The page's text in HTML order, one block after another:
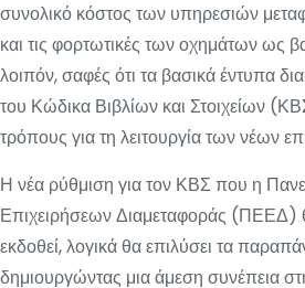
συνολικό κόστος των υπηρεσιών
και τις φορτωτικές των οχημάτων ως
λοιπόν, σαφές ότι τα βασικά έντυπα
του Κώδικα Βιβλίων και Στοιχείων
τρόπους για τη λειτουργία των νέων
Η νέα ρύθμιση για τον ΚΒΣ που η
Επιχειρήσεων Διαμεταφοράς (ΠΕΕΔ)
εκδοθεί, λογικά θα επιλύσει τα
δημιουργώντας μια άμεση συνέπεια